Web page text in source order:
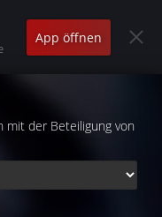
App öffnen
mit der Beteiligung von